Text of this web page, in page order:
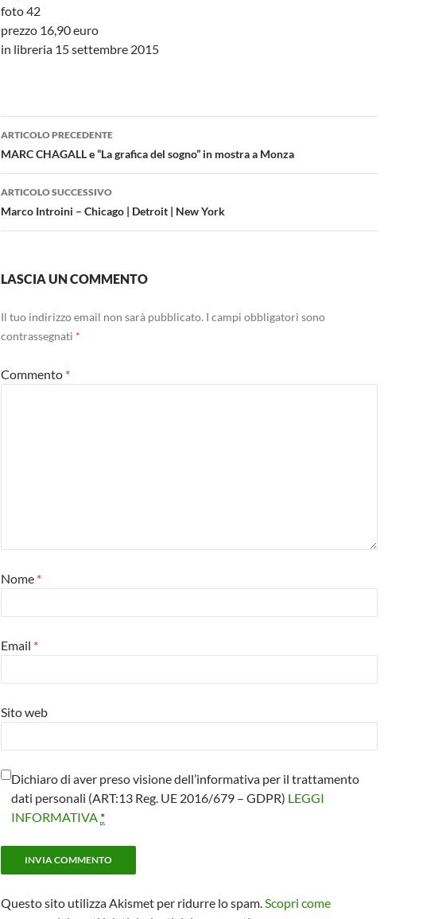
foto 42
prezzo 16,90 euro
in libreria 15 settembre 2015
Navigazione
articolo
ARTICOLO PRECEDENTE
MARC CHAGALL e “La grafica del sogno” in mostra a Monza
ARTICOLO SUCCESSIVO
Marco Introini – Chicago | Detroit | New York
LASCIA UN COMMENTO
Il tuo indirizzo email non sarà pubblicato. I campi obbligatori sono
contrassegnati *
Commento *
Nome *
Email *
Sito web
Dichiaro di aver preso visione dell’informativa per il trattamento
dati personali (ART:13 Reg. UE 2016/679 – GDPR) LEGGI
INFORMATIVA *
Questo sito utilizza Akismet per ridurre lo spam.Scopri come